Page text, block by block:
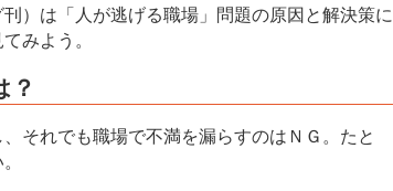
）は「人が逃げる職場」問題の原因と解決策に
みよう。
？
それでも職場で不満を漏らすのはＮＧ。たと